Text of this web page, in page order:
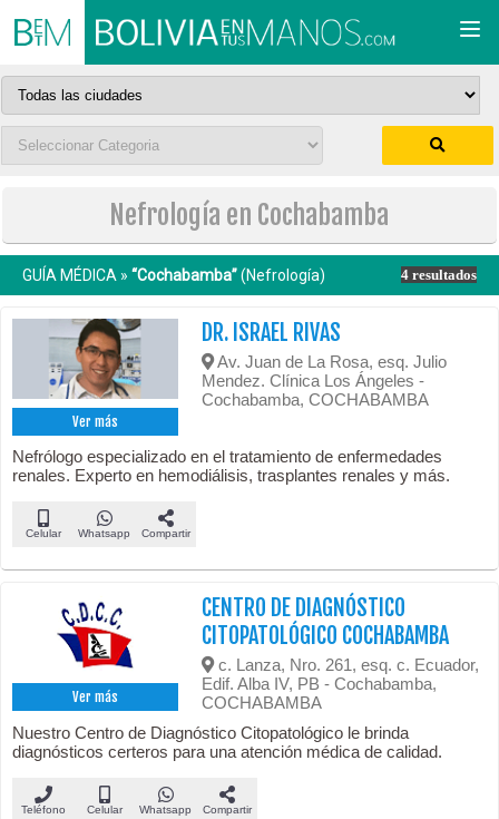
Nefrología en Cochabamba
GUÍA MÉDICA » “Cochabamba”(Nefrología) 4 resultados
Ver más
DR. ISRAEL RIVAS
Av. Juan de La Rosa, esq. Julio
Mendez. Clínica Los Ángeles -
Cochabamba, COCHABAMBA
Nefrólogo especializado en el tratamiento de enfermedades
renales. Experto en hemodiálisis, trasplantes renales y más.
Celular Whatsapp Compartir
Ver más
CENTRO DE DIAGNÓSTICO
CITOPATOLÓGICO COCHABAMBA
c. Lanza, Nro. 261, esq. c. Ecuador,
Edif. Alba IV, PB - Cochabamba,
COCHABAMBA
Nuestro Centro de Diagnóstico Citopatológico le brinda
diagnósticos certeros para una atención médica de calidad.
Teléfono Celular Whatsapp Compartir